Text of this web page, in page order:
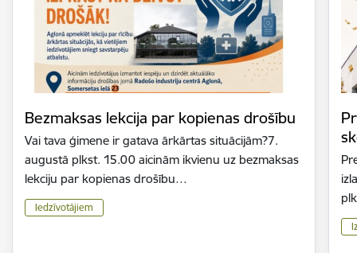
Bezmaksas lekcija par kopienas drošību
Vai tava ģimene ir gatava ārkārtas situācijām?7.
augustā plkst. 15.00 aicinām ikvienu uz bezmaksas
lekciju par kopienas drošību…
Iedzīvotājiem